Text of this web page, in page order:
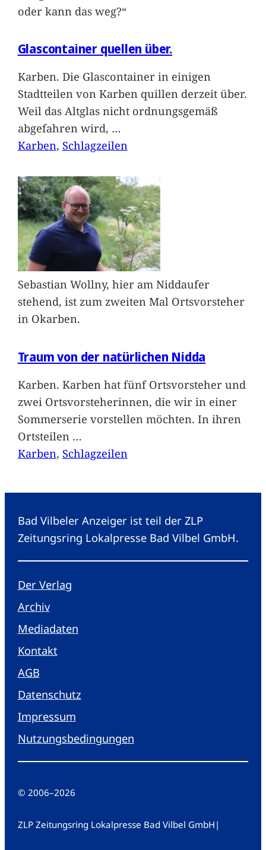
oder kann das weg?“
Glascontainer quellen über.
Karben. Die Glascontainer in einigen
Stadtteilen von Karben quillen derzeit über.
Weil das Altglas nicht ordnungsgemäß
abgefahren wird, …
Karben, Schlagzeilen
Sebastian Wollny, hier am Niddaufer
stehend, ist zum zweiten Mal Ortsvorsteher
in Okarben.
Traum von der natürlichen Nidda
Karben. Karben hat fünf Ortsvorsteher und
zwei Ortsvorsteherinnen, die wir in einer
Sommerserie vorstellen möchten. In ihren
Ortsteilen …
Karben, Schlagzeilen
Bad Vilbeler Anzeiger ist teil der ZLP
Zeitungsring Lokalpresse Bad Vilbel GmbH.
Der Verlag
Archiv
Mediadaten
Kontakt
AGB
Datenschutz
Impressum
Nutzungsbedingungen
© 2006–2026
ZLP Zeitungsring Lokalpresse Bad Vilbel GmbH |